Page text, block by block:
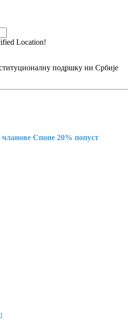
Location!
подршку ни Србије
Споне 20% попуст